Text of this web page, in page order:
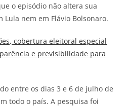
o episódio não altera sua
Lula nem em Flávio Bolsonaro.
cobertura eleitoral especial
e previsibilidade para
entre os dias 3 e 6 de julho de
todo o país. A pesquisa foi